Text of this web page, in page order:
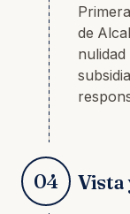
de
04 Vista